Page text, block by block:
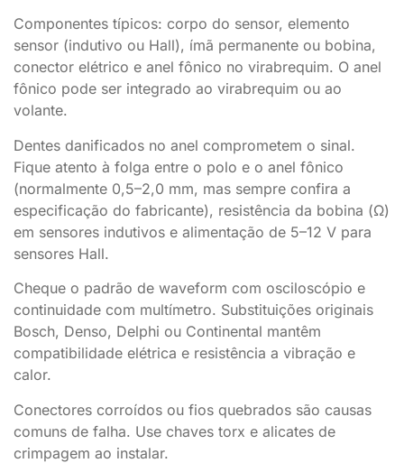
Componentes típicos: corpo do sensor, elemento
sensor (indutivo ou Hall), ímã permanente ou bobina,
conector elétrico e anel fônico no virabrequim. O anel
fônico pode ser integrado ao virabrequim ou ao
volante.
Dentes danificados no anel comprometem o sinal.
Fique atento à folga entre o polo e o anel fônico
(normalmente 0,5–2,0 mm, mas sempre confira a
especificação do fabricante), resistência da bobina (Ω)
em sensores indutivos e alimentação de 5–12 V para
sensores Hall.
Cheque o padrão de waveform com osciloscópio e
continuidade com multímetro. Substituições originais
Bosch, Denso, Delphi ou Continental mantêm
compatibilidade elétrica e resistência a vibração e
calor.
Conectores corroídos ou fios quebrados são causas
comuns de falha. Use chaves torx e alicates de
crimpagem ao instalar.